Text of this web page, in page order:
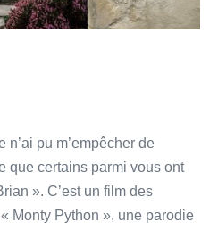
n’ai pu m’empêcher de
que certains parmi vous ont
». C’est un film des
Monty Python », une parodie